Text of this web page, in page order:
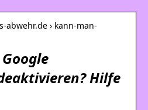
› kann-man-
Hilfe